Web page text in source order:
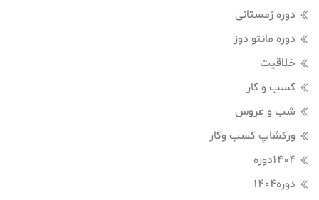
دوره زمستانی
دوره مانتو دوز
خلاقیت
کسب و کار
شب و عروس
ورکشاپ کسب وکار
1404دوره
دوره1404